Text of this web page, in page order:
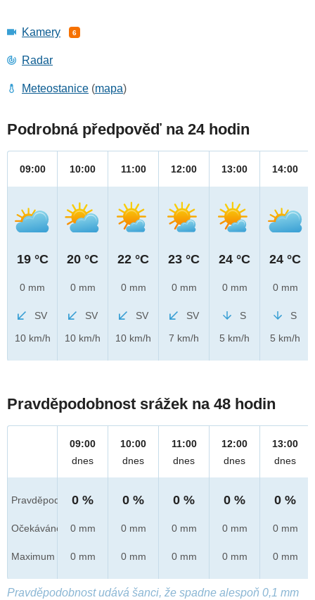
Kamery 6
Radar
Meteostanice (mapa)
Podrobná předpověď na 24 hodin
09:00
19 °C
0 mm
SV
10 km/h
10:00
20 °C
0 mm
SV
10 km/h
11:00
22 °C
0 mm
SV
10 km/h
12:00
23 °C
0 mm
SV
7 km/h
13:00
24 °C
0 mm
S
5 km/h
14:00
24 °C
0 mm
S
5 km/h
Pravděpodobnost srážek na 48 hodin
Pravděpod.
Očekáváno
Maximum
09:00
dnes
0 %
0 mm
0 mm
10:00
dnes
0 %
0 mm
0 mm
11:00
dnes
0 %
0 mm
0 mm
12:00
dnes
0 %
0 mm
0 mm
13:00
dnes
0 %
0 mm
0 mm
Pravděpodobnost udává šanci, že spadne alespoň 0,1 mm